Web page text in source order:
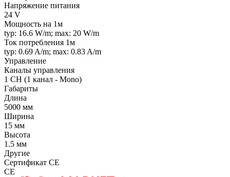
Напряжение питания
24 V
Мощность на 1м
typ: 16.6 W/m; max: 20 W/m
Ток потребления 1м
typ: 0.69 A/m; max: 0.83 A/m
Управление
Каналы управления
1 CH (1 канал - Mono)
Габариты
Длина
5000 мм
Ширина
15 мм
Высота
1.5 мм
Другие
Сертификат CE
CE